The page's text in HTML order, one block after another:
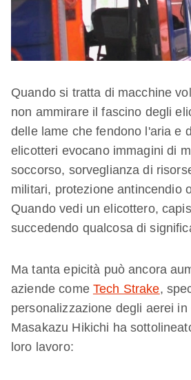
Quando si tratta di macchine
non ammirare il fascino degli
delle lame che fendono l'aria e
elicotteri evocano immagini di
soccorso, sorveglianza di
militari, protezione antincendio
Quando vedi un elicottero,
succedendo qualcosa di
Ma tanta epicità può ancora
aziende come Tech Strake,
personalizzazione degli aerei
Masakazu Hikichi ha
loro lavoro: